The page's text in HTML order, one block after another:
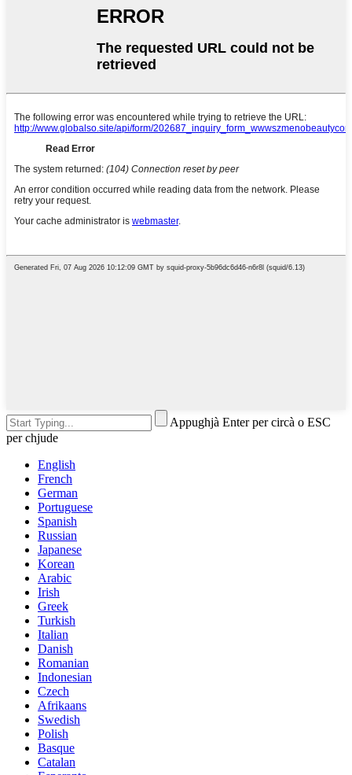
Appughjà Enter per circà o ESC
per chjude
English
French
German
Portuguese
Spanish
Russian
Japanese
Korean
Arabic
Irish
Greek
Turkish
Italian
Danish
Romanian
Indonesian
Czech
Afrikaans
Swedish
Polish
Basque
Catalan